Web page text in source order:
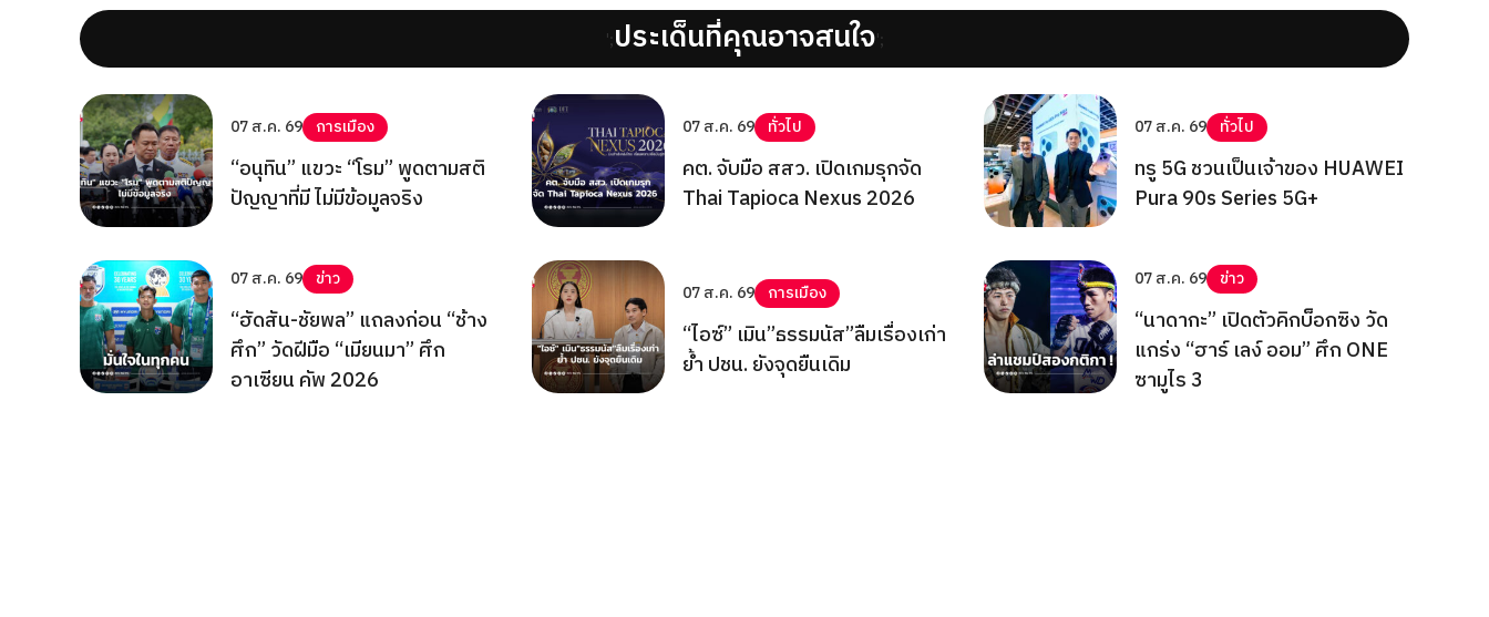
';ประเด็นที่คุณอาจสนใจ';
07 ส.ค. 69 การเมือง
“อนุทิน” แขวะ “โรม” พูดตามสติ
ปัญญาที่มี ไม่มีข้อมูลจริง
07 ส.ค. 69 ทั่วไป
คต. จับมือ สสว. เปิดเกมรุกจัด
Thai Tapioca Nexus 2026
07 ส.ค. 69 ทั่วไป
ทรู 5G ชวนเป็นเจ้าของ HUAWEI
Pura 90s Series 5G+
07 ส.ค. 69 ข่าว
“ฮัดสัน-ชัยพล” แถลงก่อน “ช้าง
ศึก” วัดฝีมือ “เมียนมา” ศึก
อาเซียน คัพ 2026
07 ส.ค. 69 การเมือง
“ไอซ์” เมิน”ธรรมนัส”ลืมเรื่องเก่า
ย้ำ ปชน. ยังจุดยืนเดิม
07 ส.ค. 69 ข่าว
“นาดากะ” เปิดตัวคิกบ็อกซิง วัด
แกร่ง “ฮาร์ เลง์ ออม” ศึก ONE
ซามูไร 3